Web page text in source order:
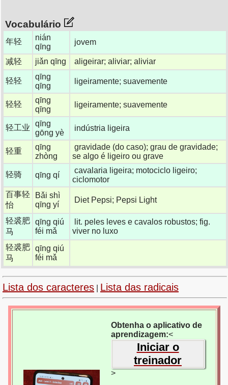
Vocabulário
年轻
nián
qīng
jovem
减轻 jiǎn qīng aligeirar; aliviar; aliviar
轻轻
qīng
qīng
ligeiramente; suavemente
轻轻
qīng
qīng
ligeiramente; suavemente
轻工业
qīng
gōng yè
indústria ligeira
轻重
qīng
zhòng
gravidade (do caso); grau de gravidade;
se algo é ligeiro ou grave
轻骑 qīng qí
cavalaria ligeira; motociclo ligeiro;
ciclomotor
百事轻
怡
Bǎi shì
qīng yí
Diet Pepsi; Pepsi Light
轻裘肥
马
qīng qiú
féi mǎ
lit. peles leves e cavalos robustos; fig.
viver no luxo
轻裘肥
马
qīng qiú
féi mǎ
Lista dos caracteres Lista das radicais
Obtenha o aplicativo de
aprendizagem:<
Iniciar o
treinador
>